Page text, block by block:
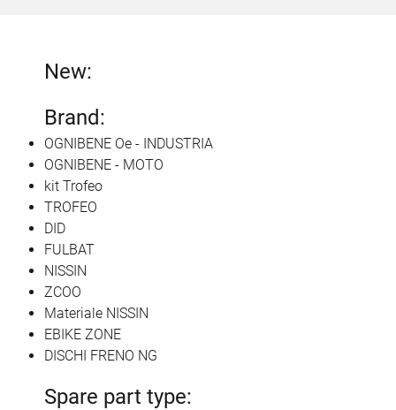
New:
Brand:
OGNIBENE Oe - INDUSTRIA
OGNIBENE - MOTO
kit Trofeo
TROFEO
DID
FULBAT
NISSIN
ZCOO
Materiale NISSIN
EBIKE ZONE
DISCHI FRENO NG
Spare part type: